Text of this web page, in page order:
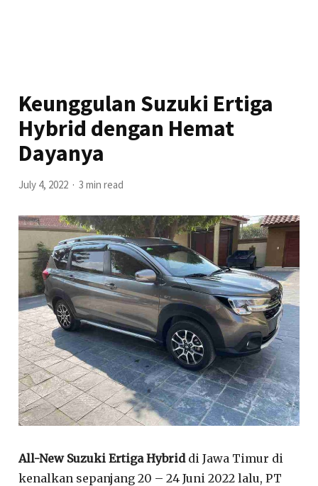
Keunggulan Suzuki Ertiga
Hybrid dengan Hemat
Dayanya
July 4, 2022 3 min read
All-New Suzuki Ertiga Hybriddi Jawa Timur di
kenalkan sepanjang 20 – 24 Juni 2022 lalu, PT